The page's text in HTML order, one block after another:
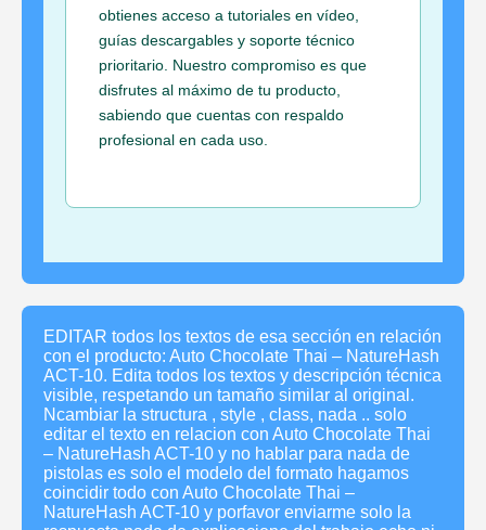
obtienes acceso a tutoriales en vídeo,
guías descargables y soporte técnico
prioritario. Nuestro compromiso es que
disfrutes al máximo de tu producto,
sabiendo que cuentas con respaldo
profesional en cada uso.
EDITAR todos los textos de esa sección en relación
con el producto: Auto Chocolate Thai – NatureHash
ACT-10. Edita todos los textos y descripción técnica
visible, respetando un tamaño similar al original.
Ncambiar la structura , style , class, nada .. solo
editar el texto en relacion con Auto Chocolate Thai
– NatureHash ACT-10 y no hablar para nada de
pistolas es solo el modelo del formato hagamos
coincidir todo con Auto Chocolate Thai –
NatureHash ACT-10 y porfavor enviarme solo la